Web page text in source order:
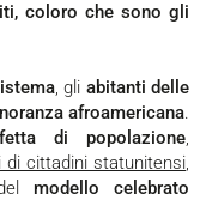
coloro che sono gli
, gli abitanti delle
afroamericana.
di popolazione,
di cittadini statunitensi,
modello celebrato